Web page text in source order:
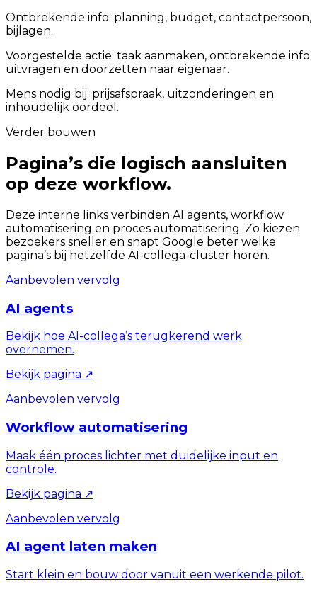
Ontbrekende info: planning, budget, contactpersoon,
bijlagen.
Voorgestelde actie: taak aanmaken, ontbrekende info
uitvragen en doorzetten naar eigenaar.
Mens nodig bij: prijsafspraak, uitzonderingen en
inhoudelijk oordeel.
Verder bouwen
Pagina’s die logisch aansluiten
op deze workflow.
Deze interne links verbinden AI agents, workflow
automatisering en proces automatisering. Zo kiezen
bezoekers sneller en snapt Google beter welke
pagina’s bij hetzelfde AI-collega-cluster horen.
Aanbevolen vervolg
AI agents
Bekijk hoe AI-collega’s terugkerend werk
overnemen.
Bekijk pagina ↗
Aanbevolen vervolg
Workflow automatisering
Maak één proces lichter met duidelijke input en
controle.
Bekijk pagina ↗
Aanbevolen vervolg
AI agent laten maken
Start klein en bouw door vanuit een werkende pilot.